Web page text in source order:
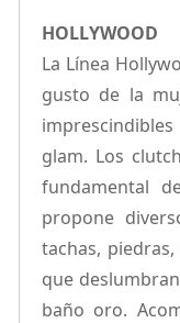
HOLLYWOOD
La Línea
gusto de la
glam. Los
fundamental
propone
tachas,
que
baño oro.